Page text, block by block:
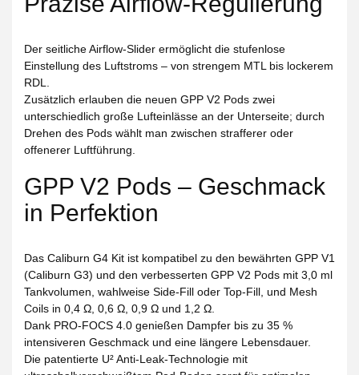
Der seitlicheAirflow-Slider ermöglicht die stufenlose
Einstellung des Luftstroms – von strengem MTL bis lockerem
RDL.
Zusätzlich erlauben die neuen GPP V2 Pods zwei
unterschiedlich große Lufteinlässe an der Unterseite; durch
Drehen des Pods wählt man zwischen strafferer oder
offenerer Luftführung.
GPP V2 Pods – Geschmack
in Perfektion
Das Caliburn G4 Kit ist kompatibel zu den bewährten GPP V1
(Caliburn G3) und den verbesserten GPP V2 Pods mit 3,0 ml
Tankvolumen , wahlweise Side-Fill oder Top-Fill , und Mesh
Coils in 0,4 Ω, 0,6 Ω, 0,9 Ω und 1,2 Ω
Dank PRO-FOCS 4.0 genießen Dampfer bis zu 35 %
intensiveren Geschmack und eine längere Lebensdauer.
Die patentierte U² Anti-Leak-Technologie mit